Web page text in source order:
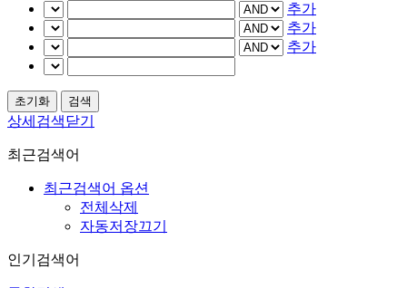
추가
추가
추가
상세검색닫기
최근검색어
최근검색어 옵션
전체삭제
자동저장끄기
인기검색어